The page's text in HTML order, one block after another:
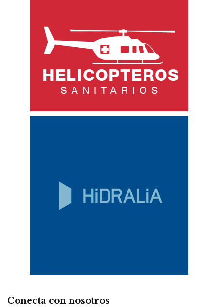
Conecta con nosotros